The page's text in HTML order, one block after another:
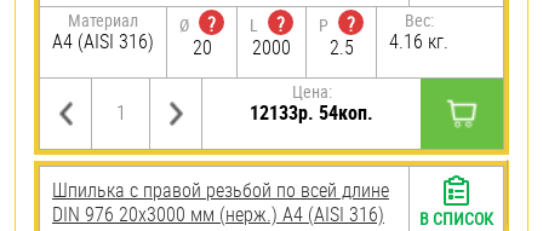
Материал
A4 (AISI 316)
Ø
?
20
L
?
2000
P
?
2.5
Вес:
4.16 кг.
Цена:
12133р. 54коп.
Шпилька с правой резьбой по всей длине
DIN 976 20х3000 мм (нерж.) A4 (AISI 316)
В СПИСОК